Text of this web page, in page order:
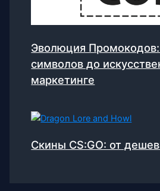
Эволюция
символов до
маркетинге
Скины CS:GO: от